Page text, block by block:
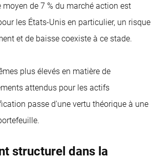
de 7 % du marché action est
les États-Unis en particulier, un risque
et de baisse coexiste à ce stade.
plus élevés en matière de
attendus pour les actifs
passe d'une vertu théorique à une
structurel dans la